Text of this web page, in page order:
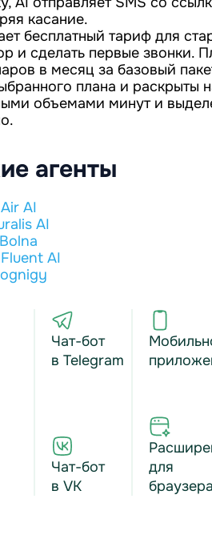
касание.
бесплатный тариф для
и сделать первые звонки.
в месяц за базовый
плана и раскрыты
объемами минут и
агенты
Air AI
AI
Bolna
AI
Чат-бот
в Telegram
Чат-бот
в VK
для
браузера